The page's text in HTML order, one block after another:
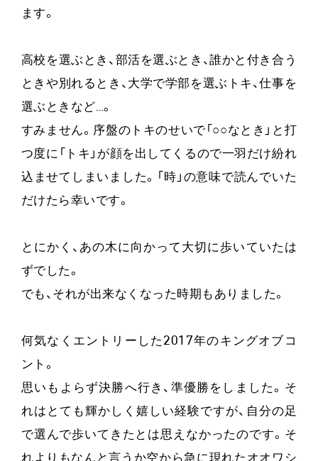
ます。
高校を選ぶとき、部活を選ぶとき、誰かと付き合う
ときや別れるとき、大学で学部を選ぶトキ、仕事を
選ぶときなど…。
すみません。序盤のトキのせいで「○○なとき」と打
つ度に「トキ」が顔を出してくるので一羽だけ紛れ
込ませてしまいました。「時」の意味で読んでいた
だけたら幸いです。
とにかく、あの木に向かって大切に歩いていたは
ずでした。
でも、それが出来なくなった時期もありました。
何気なくエントリーした2017年のキングオブコ
ント。
思いもよらず決勝へ行き、準優勝をしました。そ
れはとても輝かしく嬉しい経験ですが、自分の足
で選んで歩いてきたとは思えなかったのです。そ
れよりもなんと言うか空から急に現れたオオワシ